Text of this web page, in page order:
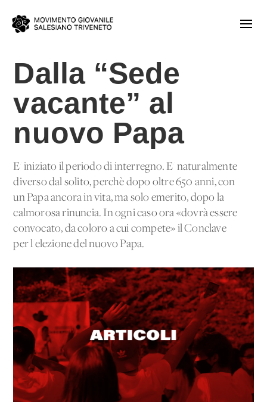
Dalla “Sede
vacante” al
nuovo Papa
E' iniziato il periodo di interregno. E' naturalmente
diverso dal solito, perchè dopo oltre 650 anni, con
un Papa ancora in vita, ma solo emerito, dopo la
calmorosa rinuncia. In ogni caso ora «dovrà essere
convocato, da coloro a cui compete» il Conclave
per l'elezione del nuovo Papa.